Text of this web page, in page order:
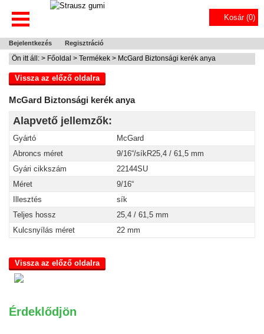
Kosár (0)
Bejelentkezés Regisztráció
Ön itt áll: > Főoldal > Termékek > McGard Biztonsági kerék anya
Vissza az előző oldalra
McGard Biztonsági kerék anya
Alapvető jellemzők:
Gyártó
McGard
Abroncs méret
9/16“/síkR25,4 / 61,5 mm
Gyári cikkszám
22144SU
Méret
9/16“
Illesztés
sík
Teljes hossz
25,4 / 61,5 mm
Kulcsnyílás méret
22 mm
Vissza az előző oldalra
Érdeklődjön